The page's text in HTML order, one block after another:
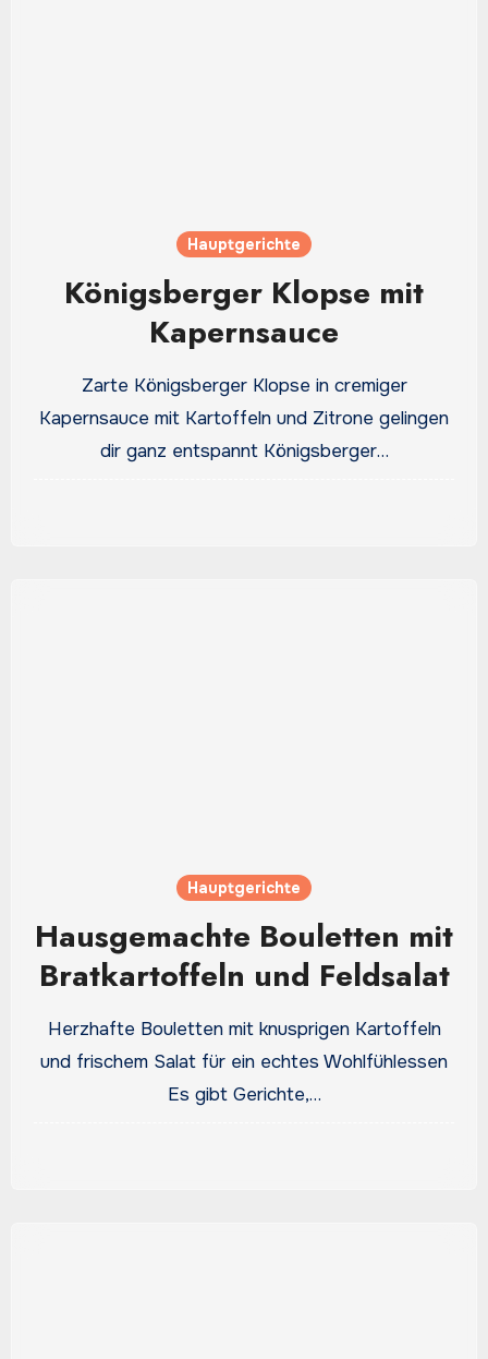
Hauptgerichte
Königsberger Klopse mit
Kapernsauce
Zarte Königsberger Klopse in cremiger
Kapernsauce mit Kartoffeln und Zitrone gelingen
dir ganz entspannt Königsberger…
Hauptgerichte
Hausgemachte Bouletten mit
Bratkartoffeln und Feldsalat
Herzhafte Bouletten mit knusprigen Kartoffeln
und frischem Salat für ein echtes Wohlfühlessen
Es gibt Gerichte,…